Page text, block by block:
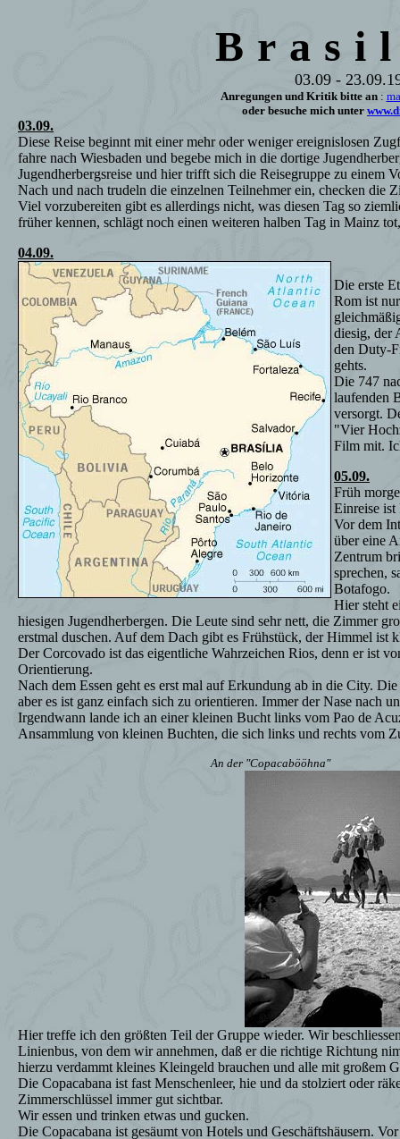
03.09 -
Anregungen und Kritik bitte an:
oder besuche mich unter
03.09.
Diese Reise beginnt mit einer mehr oder weniger ereignislosen
fahre nach Wiesbaden und begebe mich in die dortige
Jugendherbergsreise und hier trifft sich die Reisegruppe zu einem
Nach und nach trudeln die einzelnen Teilnehmer ein, checken die
Viel vorzubereiten gibt es allerdings nicht, was diesen Tag so
früher kennen, schlägt noch einen weiteren halben Tag in Mainz
04.09.
Die erste
Rom ist
diesig, der
den Duty-
gehts.
Die 747
laufenden
versorgt.
"Vier
Film mit.
05.09.
Früh
Einreise ist
Vor dem
über eine
Zentrum
sprechen,
Botafogo.
Hier steht
hiesigen Jugendherbergen. Die Leute sind sehr nett, die Zimmer
erstmal duschen. Auf dem Dach gibt es Frühstück, der Himmel ist
Der Corcovado ist das eigentliche Wahrzeichen Rios, denn er ist
Orientierung.
Nach dem Essen geht es erst mal auf Erkundung ab in die City.
aber es ist ganz einfach sich zu orientieren. Immer der Nase nach
Irgendwann lande ich an einer kleinen Bucht links vom Pao de
Ansammlung von kleinen Buchten, die sich links und rechts vom
An der "Copacabööhna"
Hier treffe ich den größten Teil der Gruppe wieder. Wir
Linienbus, von dem wir annehmen, daß er die richtige Richtung
hierzu verdammt kleines Kleingeld brauchen und alle mit großem
Die Copacabana ist fast Menschenleer, hie und da stolziert oder
Zimmerschlüssel immer gut sichtbar.
Wir essen und trinken etwas und gucken.
Die Copacabana ist gesäumt von Hotels und Geschäftshäusern.